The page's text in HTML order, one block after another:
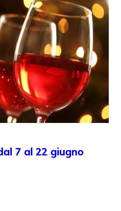
7 al 22 giugno